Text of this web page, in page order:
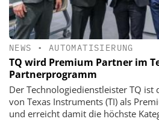
NEWS • AUTOMATISIERUNG
TQ wird Premium Partner im
Partnerprogramm
Der Technologiedienstleister TQ
von Texas Instruments (TI) als
und erreicht damit die höchste